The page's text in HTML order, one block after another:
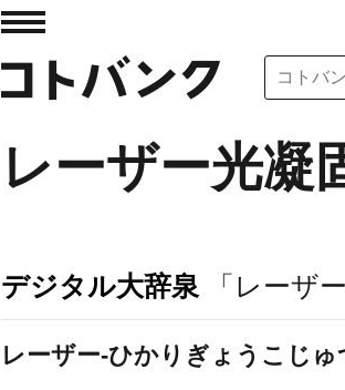
レーザー光凝
デジタル大辞泉 「レーザ
レーザー‐ひかりぎょうこじゅ